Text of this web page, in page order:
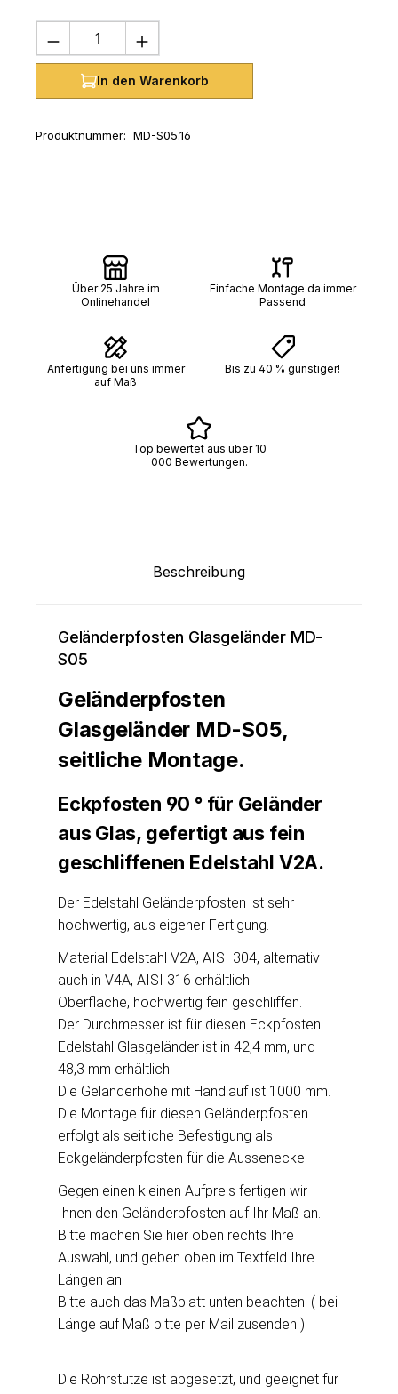
Produkt Anzahl: Gib den
In den Warenkorb
Produktnummer: MD-S05.16
Über 25 Jahre im
Onlinehandel
Einfache Montage da immer
Passend
Anfertigung bei uns immer
auf Maß
Bis zu 40 % günstiger!
Top bewertet aus über 10
000 Bewertungen.
Beschreibung
Geländerpfosten Glasgeländer MD-
S05
Geländerpfosten
Glasgeländer MD-S05,
seitliche Montage.
Eckpfosten 90 ° für Geländer
aus Glas, gefertigt aus fein
geschliffenen Edelstahl V2A.
Der Edelstahl Geländerpfosten ist sehr
hochwertig, aus eigener Fertigung.
Material Edelstahl V2A, AISI 304, alternativ
auch in V4A, AISI 316 erhältlich.
Oberfläche, hochwertig fein geschliffen.
Der Durchmesser ist für diesen Eckpfosten
Edelstahl Glasgeländer ist in 42,4 mm, und
48,3 mm erhältlich.
Die Geländerhöhe mit Handlauf ist 1000 mm.
Die Montage für diesen Geländerpfosten
erfolgt als seitliche Befestigung als
Eckgeländerpfosten für die Aussenecke.
Gegen einen kleinen Aufpreis fertigen wir
Ihnen den Geländerpfosten auf Ihr Maß an.
Bitte machen Sie hier oben rechts Ihre
Auswahl, und geben oben im Textfeld Ihre
Längen an.
Bitte auch das Maßblatt unten beachten. ( bei
Länge auf Maß bitte per Mail zusenden )
Die Rohrstütze ist abgesetzt, und geeignet für